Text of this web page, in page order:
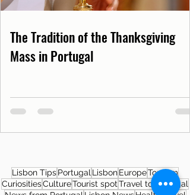
The Tradition of the Thanksgiving
Mass in Portugal
Lisbon TipsPortugal LisbonEuropeTourism
CuriositiesCultureTourist spotTravel to Portugal